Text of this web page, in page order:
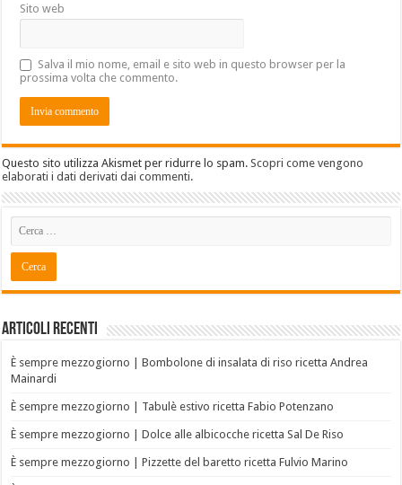
Sito web
Salva il mio nome, email e sito web in questo browser per la
prossima volta che commento.
Questo sito utilizza Akismet per ridurre lo spam.Scopri come vengono
elaborati i dati derivati dai commenti.
Articoli recenti
È sempre mezzogiorno | Bombolone di insalata di riso ricetta Andrea
Mainardi
È sempre mezzogiorno | Tabulè estivo ricetta Fabio Potenzano
È sempre mezzogiorno | Dolce alle albicocche ricetta Sal De Riso
È sempre mezzogiorno | Pizzette del baretto ricetta Fulvio Marino